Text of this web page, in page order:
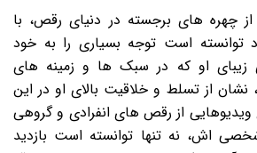
از چهره های برجسته در دنیای رقص، با
توانسته است توجه بسیاری را به خود
او که در سبک ها و زمینه های
از تسلط و خلاقیت بالای او در این
ویدیوهایی از رقص های انفرادی و گروهی
اش، نه تنها توانسته است بازدید